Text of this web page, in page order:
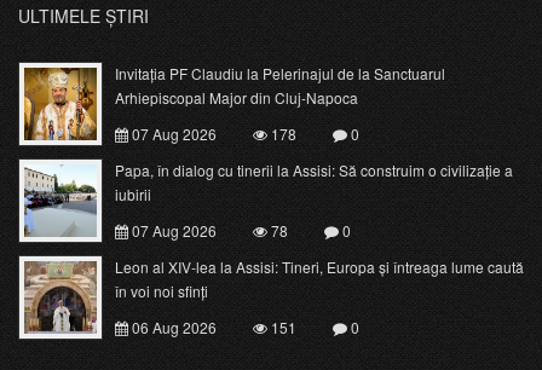
ULTIMELE ȘTIRI
Invitația PF Claudiu la Pelerinajul de la Sanctuarul
Arhiepiscopal Major din Cluj-Napoca
07 Aug 2026
178
0
Papa, în dialog cu tinerii la Assisi: Să construim o civilizație a
iubirii
07 Aug 2026
78
0
Leon al XIV-lea la Assisi: Tineri, Europa și întreaga lume caută
în voi noi sfinți
06 Aug 2026
151 0